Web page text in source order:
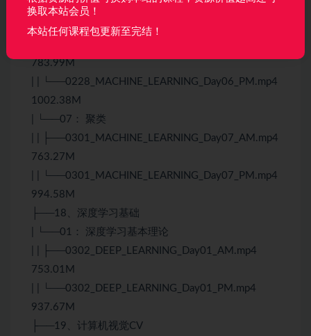
999.73M
| ├──06： 朴素贝叶斯、模型评估与优化
783.99M
| | └──0228_MACHINE_LEARNING_Day06_PM.mp4
1002.38M
| └──07： 聚类
| | ├──0301_MACHINE_LEARNING_Day07_AM.mp4
763.27M
| | └──0301_MACHINE_LEARNING_Day07_PM.mp4
994.58M
├──18、深度学习基础
| └──01： 深度学习基本理论
| | ├──0302_DEEP_LEARNING_Day01_AM.mp4
753.01M
| | └──0302_DEEP_LEARNING_Day01_PM.mp4
937.67M
├──19、计算机视觉CV
换取本站会员！
本站任何课程包更新至完结！